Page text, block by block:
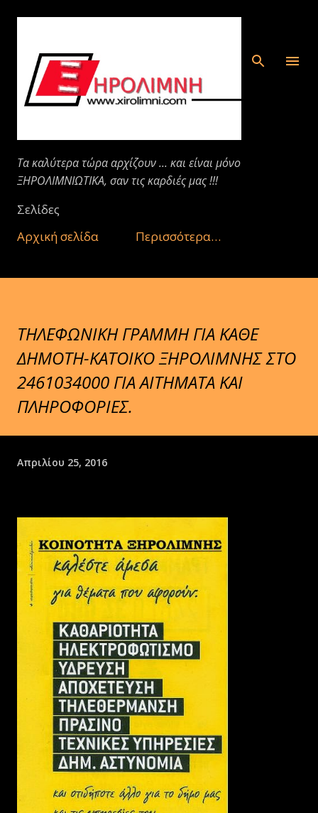
Μετάβαση στο κύριο περιεχόμενο
Τα καλύτερα τώρα αρχίζουν ... και είναι μόνο
ΞΗΡΟΛΙΜΝΙΩΤΙΚΑ, σαν τις καρδιές μας !!!
Σελίδες
Αρχική σελίδα
Περισσότερα…
ΤΗΛΕΦΩΝΙΚΗ ΓΡΑΜΜΗ ΓΙΑ ΚΑΘΕ
ΔΗΜΟΤΗ-ΚΑΤΟΙΚΟ ΞΗΡΟΛΙΜΝΗΣ ΣΤΟ
2461034000 ΓΙΑ ΑΙΤΗΜΑΤΑ ΚΑΙ
ΠΛΗΡΟΦΟΡΙΕΣ.
Απριλίου 25, 2016